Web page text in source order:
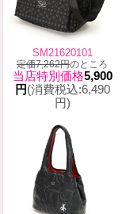
SM21620101
定価7,262円のところ
当店特別価格5,900
円(消費税込:6,490
円)